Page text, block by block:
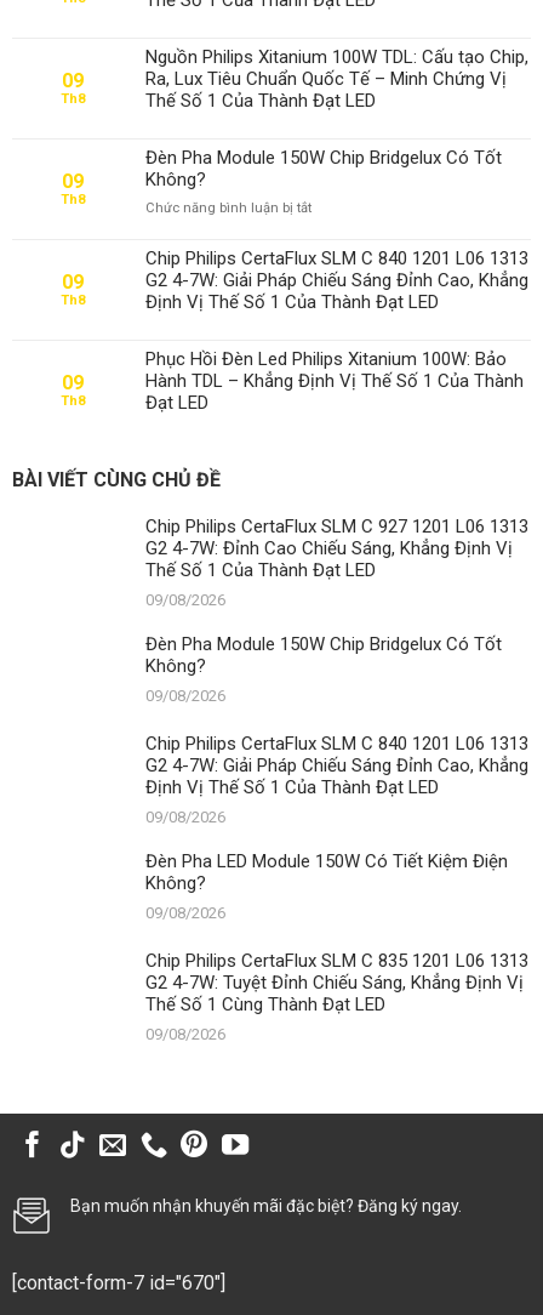
09
Th8
Nguồn Philips Xitanium 100W TDL: Cấu tạo Chip,
Ra, Lux Tiêu Chuẩn Quốc Tế – Minh Chứng Vị
Thế Số 1 Của Thành Đạt LED
09
Th8
Đèn Pha Module 150W Chip Bridgelux Có Tốt
Không?
Chức năng bình luận bị tắtở
Pha
Module
150W
Chip
Có
Tốt
Không?
09
Th8
Chip Philips CertaFlux SLM C 840 1201 L06 1313
G2 4-7W: Giải Pháp Chiếu Sáng Đỉnh Cao, Khẳng
Định Vị Thế Số 1 Của Thành Đạt LED
09
Th8
Phục Hồi Đèn Led Philips Xitanium 100W: Bảo
Hành TDL – Khẳng Định Vị Thế Số 1 Của Thành
Đạt LED
BÀI VIẾT CÙNG CHỦ ĐỀ
Chip Philips CertaFlux SLM C 927 1201 L06 1313
G2 4-7W: Đỉnh Cao Chiếu Sáng, Khẳng Định Vị
Thế Số 1 Của Thành Đạt LED
09/08/2026
Đèn Pha Module 150W Chip Bridgelux Có Tốt
Không?
09/08/2026
Chip Philips CertaFlux SLM C 840 1201 L06 1313
G2 4-7W: Giải Pháp Chiếu Sáng Đỉnh Cao, Khẳng
Định Vị Thế Số 1 Của Thành Đạt LED
09/08/2026
Đèn Pha LED Module 150W Có Tiết Kiệm Điện
Không?
09/08/2026
Chip Philips CertaFlux SLM C 835 1201 L06 1313
G2 4-7W: Tuyệt Đỉnh Chiếu Sáng, Khẳng Định Vị
Thế Số 1 Cùng Thành Đạt LED
09/08/2026
Bạn muốn nhận khuyến mãi đặc biệt? Đăng ký ngay.
[contact-form-7 id="670"]